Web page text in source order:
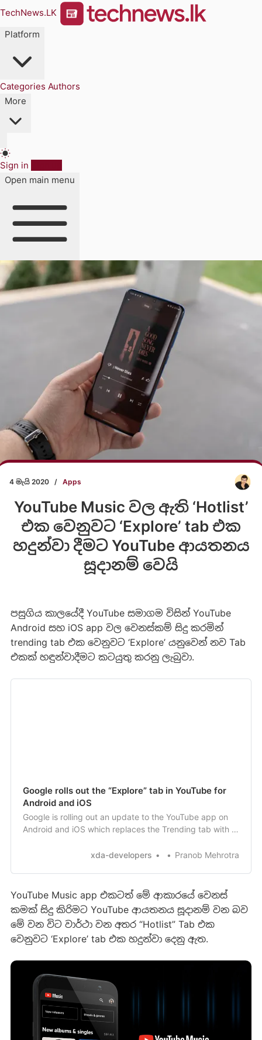
TechNews.LK
Platform
Categories Authors
More
Sign in
Open main menu
4 මැයි 2020 / Apps
YouTube Music වල ඇති ‘Hotlist’
එක වෙනුවට ‘Explore’ tab එක
හදුන්වා දීමට YouTube ආයතනය
සූදානම් වෙයි
පසුගිය කාලයේදී YouTube සමාගම විසින් YouTube
Android සහ iOS app වල වෙනස්කම් සිදු කරමින්
trending tab එක වෙනුවට ‘Explore’ යනුවෙන් නව Tab
එකක් හඳුන්වාදීමට කටයුතු කරනු ලැබුවා.
Google rolls out the “Explore” tab in YouTube for
Android and iOS
Google is rolling out an update to the YouTube app on
Android and iOS which replaces the Trending tab with a
xda-developers
Pranob Mehrotra
YouTube Music app එකටත් ‍මේ ආකාරයේ වෙනස්
කමක් සිදු කිරිමට YouTube ආයතනය සූදානම් වන බව
මේ වන විට වාර්ථා වන අතර “Hotlist” Tab එක
වෙනුවට ‘Explore’ tab එක හදුන්වා දෙනු ඇත.